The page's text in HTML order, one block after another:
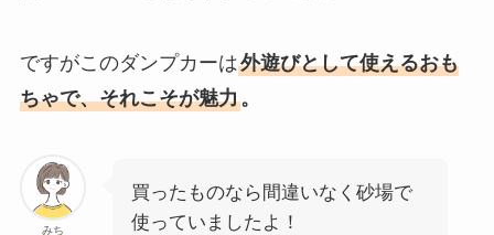
ですがこのダンプカーは外遊びとして使えるおも
ちゃで、それこそが魅力。
みち
買ったものなら間違いなく砂場で
使っていましたよ！